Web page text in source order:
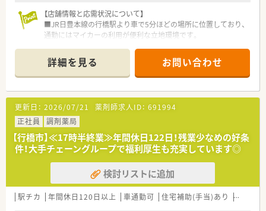
■有休取得しやすい環境です。
【店舗情報と応需状況について】
■JR日豊本線の行橋駅より車で5分ほどの場所に位置しており、
通勤にはマイカーの利用が便利な立地環境です。
応需しており、1日平均50枚から60枚に対応しています。
■薬剤師は常勤2名とパート3名の計5名体制で業務にあたって
おり、協力しながらスムーズな店舗運営を行っています。
【募集背景と求める人物像について】
■現在の体制における欠員補充を目的とした募集を行っており、
即戦力として活躍できる調剤経験者を求めています。
■在宅医療に積極的に取り組んでいるため、在宅業務への関心が
高く、地域医療への貢献に意欲的な方を歓迎します。
■チームワークを重視し、周囲のスタッフと円滑なコミュニケー
ションを取りながら業務を進められる方に最適です。
【法人特徴について】
■京築エリアや筑豊エリアを中心に20店舗以上を展開している
詳細を見る お問い合わせ
更新日： 2026/07/21 薬剤師求人ID： 691994
正社員
調剤薬局
【行橋市】≪17時半終業≫年間休日122日！残業少なめの好条
件！大手チェーングループで福利厚生も充実しています◎
検討リストに追加
駅チカ 年間休日120日以上 車通勤可 住宅補助(手当)あり 認定薬